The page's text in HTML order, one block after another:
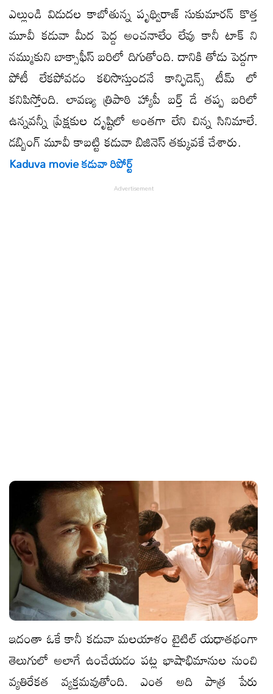
ఎల్లుండి విడుదల కాబోతున్న పృథ్విరాజ్ సుకుమారన్ కొత్త
మూవీ కడువా మీద పెద్ద అంచనాలేం లేవు కానీ టాక్ ని
నమ్ముకుని బాక్సాఫీస్ బరిలో దిగుతోంది. దానికి తోడు పెద్దగా
పోటీ లేకపోవడం కలిసొస్తుందనే కాన్ఫిడెన్స్ టీమ్ లో
కనిపిస్తోంది. లావణ్య త్రిపాఠి హ్యాపీ బర్త్ డే తప్ప బరిలో
ఉన్నవన్నీ ప్రేక్షకుల దృష్టిలో అంతగా లేని చిన్న సినిమాలే.
డబ్బింగ్ మూవీ కాబట్టి కడువా బిజినెస్ తక్కువకే చేశారు.
Kaduva movie కడువా రిపోర్ట్
ఇదంతా ఓకే కానీ కడువా మలయాళం టైటిల్ యధాతథంగా
తెలుగులో అలాగే ఉంచేయడం పట్ల భాషాభిమానుల నుంచి
వ్యతిరేకత వ్యక్తమవుతోంది. ఎంత అది పాత్ర పేరు